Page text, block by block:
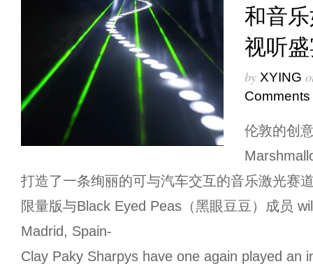
和音
视听
by XYING
Comments
伦敦的创
打造了一条绚丽的可与汽车交互的音乐激光赛
限量版与Black Eyed Peas（黑眼豆豆）成员
Madrid, Spain-
Clay Paky Sharpys have one again played an